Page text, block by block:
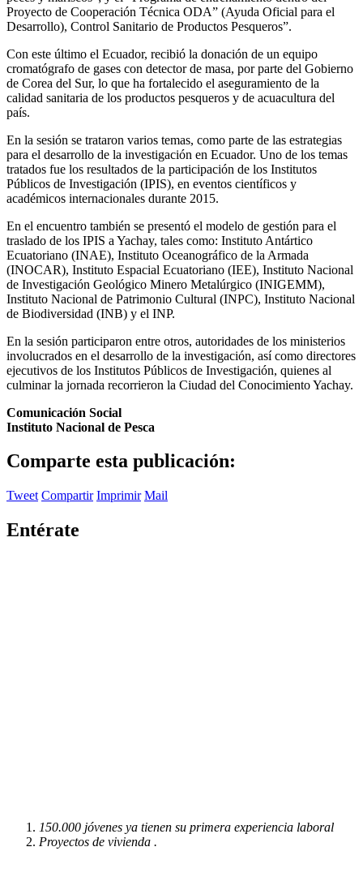
Proyecto de Cooperación Técnica ODA” (Ayuda Oficial para el
Desarrollo), Control Sanitario de Productos Pesqueros”.
Con este último el Ecuador, recibió la donación de un equipo
cromatógrafo de gases con detector de masa, por parte del Gobierno
de Corea del Sur, lo que ha fortalecido el aseguramiento de la
calidad sanitaria de los productos pesqueros y de acuacultura del
país.
En la sesión se trataron varios temas, como parte de las estrategias
para el desarrollo de la investigación en Ecuador. Uno de los temas
tratados fue los resultados de la participación de los Institutos
Públicos de Investigación (IPIS), en eventos científicos y
académicos internacionales durante 2015.
En el encuentro también se presentó el modelo de gestión para el
traslado de los IPIS a Yachay, tales como: Instituto Antártico
Ecuatoriano (INAE), Instituto Oceanográfico de la Armada
(INOCAR), Instituto Espacial Ecuatoriano (IEE), Instituto Nacional
de Investigación Geológico Minero Metalúrgico (INIGEMM),
Instituto Nacional de Patrimonio Cultural (INPC), Instituto Nacional
de Biodiversidad (INB) y el INP.
En la sesión participaron entre otros, autoridades de los ministerios
involucrados en el desarrollo de la investigación, así como directores
ejecutivos de los Institutos Públicos de Investigación, quienes al
culminar la jornada recorrieron la Ciudad del Conocimiento Yachay.
Comunicación Social
Instituto Nacional de Pesca
Comparte esta publicación:
Tweet Compartir Imprimir Mail
Entérate
150.000 jóvenes ya tienen su primera experiencia laboral
Proyectos de vivienda .